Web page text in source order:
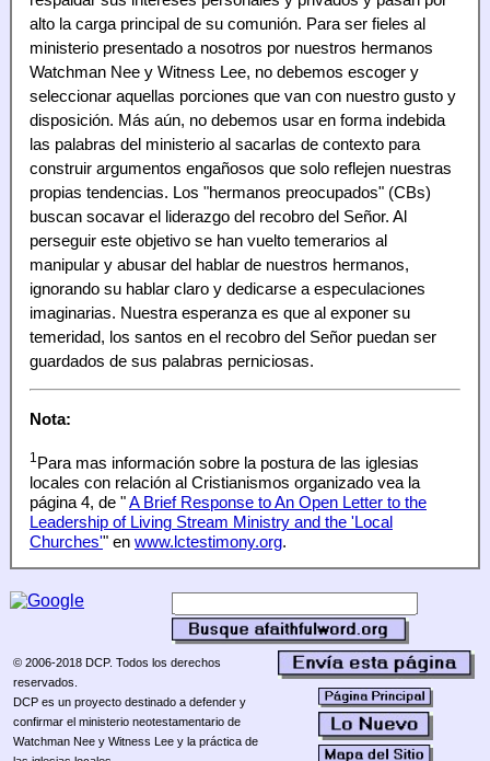
alto la carga principal de su comunión. Para ser fieles al
ministerio presentado a nosotros por nuestros hermanos
Watchman Nee y Witness Lee, no debemos escoger y
seleccionar aquellas porciones que van con nuestro gusto y
disposición. Más aún, no debemos usar en forma indebida
las palabras del ministerio al sacarlas de contexto para
construir argumentos engañosos que solo reflejen nuestras
propias tendencias. Los "hermanos preocupados" (CBs)
buscan socavar el liderazgo del recobro del Señor. Al
perseguir este objetivo se han vuelto temerarios al
manipular y abusar del hablar de nuestros hermanos,
ignorando su hablar claro y dedicarse a especulaciones
imaginarias. Nuestra esperanza es que al exponer su
temeridad, los santos en el recobro del Señor puedan ser
guardados de sus palabras perniciosas.
Nota:
1 Para mas información sobre la postura de las iglesias
locales con relación al Cristianismos organizado vea la
página 4, de "A Brief Response to An Open Letter to the
Leadership of Living Stream Ministry and the 'Local
Churches'" en www.lctestimony.org.
© 2006-2018 DCP. Todos los derechos
reservados.
DCP es un proyecto destinado a defender y
confirmar el ministerio neotestamentario de
Watchman Nee y Witness Lee y la práctica de